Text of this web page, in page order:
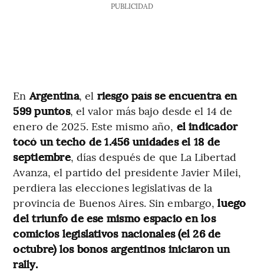
PUBLICIDAD
EnArgentina, el riesgo país se encuentra en
599 puntos, el valor más bajo desde el 14 de
enero de 2025. Este mismo año, el indicador
tocó un techo de 1.456 unidades el 18 de
septiembre, días después de que La Libertad
Avanza, el partido del presidente Javier Milei,
perdiera las elecciones legislativas de la
provincia de Buenos Aires. Sin embargo,luego
del triunfo de ese mismo espacio en los
comicios legislativos nacionales (el 26 de
octubre) los bonos argentinos iniciaron un
rally.